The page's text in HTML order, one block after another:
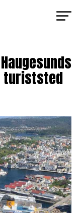
turiststed